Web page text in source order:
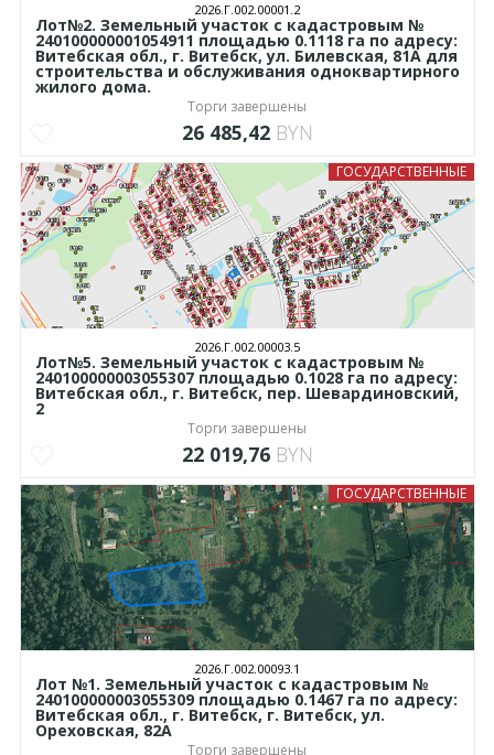
2026.Г.002.00001.2
Лот№2. Земельный участок с кадастровым №
240100000001054911 площадью 0.1118 га по адресу:
Витебская обл., г. Витебск, ул. Билевская, 81А для
строительства и обслуживания одноквартирного
жилого дома.
Торги завершены
26 485,42 BYN
ГОСУДАРСТВЕННЫЕ
2026.Г.002.00003.5
Лот№5. Земельный участок с кадастровым №
240100000003055307 площадью 0.1028 га по адресу:
Витебская обл., г. Витебск, пер. Шевардиновский,
2
Торги завершены
22 019,76 BYN
ГОСУДАРСТВЕННЫЕ
2026.Г.002.00093.1
Лот №1. Земельный участок с кадастровым №
240100000003055309 площадью 0.1467 га по адресу:
Витебская обл., г. Витебск, г. Витебск, ул.
Ореховская, 82А
Торги завершены